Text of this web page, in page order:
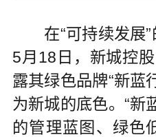
在“可持续发展”
5月18日，新城控
露其绿色品牌“新蓝
为新城的底色。“新
的管理蓝图、绿色